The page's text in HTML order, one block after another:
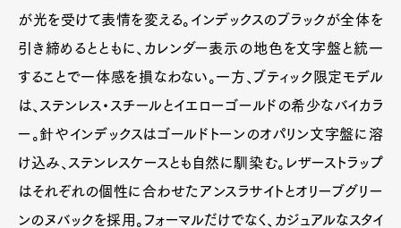
が光を受けて表情を変える。インデックスのブラックが全体を
引き締めるとともに、カレンダー表示の地色を文字盤と統一
することで一体感を損なわない。一方、ブティック限定モデル
は、ステンレス・スチールとイエローゴールドの希少なバイカラ
ー。針やインデックスはゴールドトーンのオパリン文字盤に溶
け込み、ステンレスケースとも自然に馴染む。レザーストラップ
はそれぞれの個性に合わせたアンスラサイトとオリーブグリー
ンのヌバックを採用。フォーマルだけでなく、カジュアルなスタイ